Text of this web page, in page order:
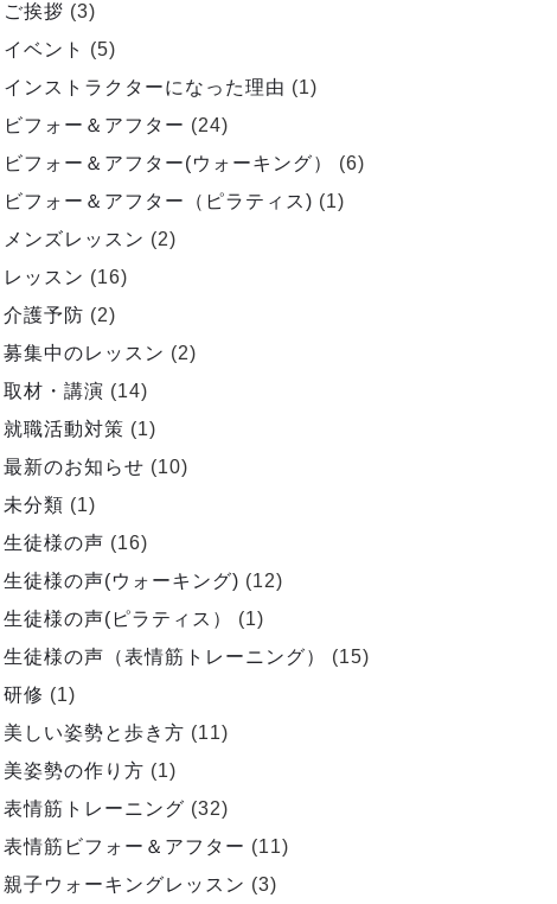
ご挨拶 (3)
イベント
(5)
インストラクターになった理由 (1)
ビフォー＆アフター (24)
ビフォー＆アフター(ウォーキング）
(6)
ビフォー＆アフター（ピラティス) (1)
メンズレッスン (2)
レッスン (16)
介護予防 (2)
募集中のレッスン (2)
取材・講演 (14)
就職活動対策 (1)
最新のお知らせ (10)
未分類 (1)
生徒様の声 (16)
生徒様の声(ウォーキング) (12)
生徒様の声(ピラティス）
(1)
生徒様の声（表情筋トレーニング）
(15)
研修 (1)
美しい姿勢と歩き方 (11)
美姿勢の作り方 (1)
表情筋トレーニング (32)
表情筋ビフォー＆アフター (11)
親子ウォーキングレッスン (3)